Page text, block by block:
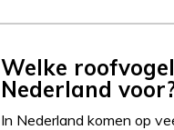
Welke
Nederland
In Nederland komen op